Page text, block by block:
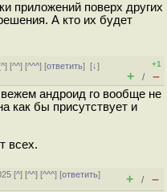
приложений поверх других
А кто их будет
^] [^^] [^^^] [ответить][↓]
+1
+ / –
андроид го вообще не
как бы присутствует и
всех.
[^] [^^] [^^^] [ответить]
+ / –